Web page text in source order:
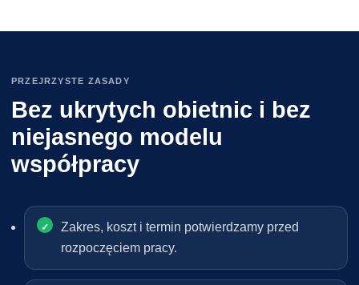
PRZEJRZYSTE ZASADY
Bez ukrytych obietnic i bez
niejasnego modelu
współpracy
Zakres, koszt i termin potwierdzamy przed
rozpoczęciem pracy.